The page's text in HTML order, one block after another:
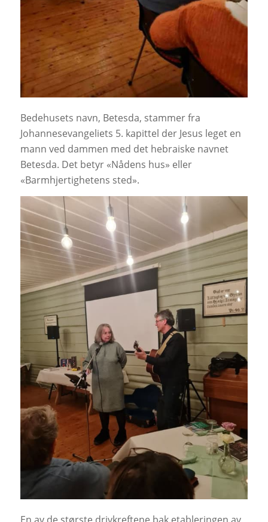
Bedehusets navn, Betesda, stammer fra
Johannesevangeliets 5. kapittel der Jesus leget en
mann ved dammen med det hebraiske navnet
Betesda. Det betyr «Nådens hus» eller
«Barmhjertighetens sted».